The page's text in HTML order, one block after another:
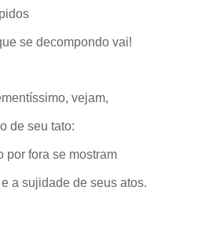
se decompondo vai!
vejam,
de seu tato:
por fora se mostram
a sujidade de seus atos.